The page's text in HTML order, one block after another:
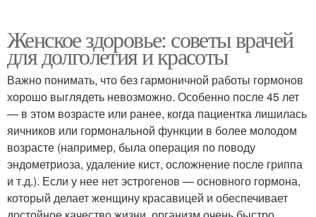
Женское здоровье: советы врачей
для долголетия и красоты
Важно понимать, что без гармоничной работы гормонов
хорошо выглядеть невозможно. Особенно после 45 лет
— в этом возрасте или ранее, когда пациентка лишилась
яичников или гормональной функции в более молодом
возрасте (например, была операция по поводу
эндометриоза, удаление кист, осложнение после гриппа
и т.д.). Если у нее нет эстрогенов — основного гормона,
который делает женщину красавицей и обеспечивает